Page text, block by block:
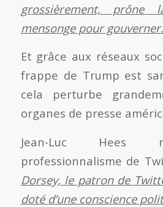
grossièrement, prône
mensonge pour
Et grâce aux réseaux
frappe de Trump est
cela perturbe
organes de presse
Jean-Luc Hees
professionnalisme de
Dorsey, le patron de
doté d’une conscience